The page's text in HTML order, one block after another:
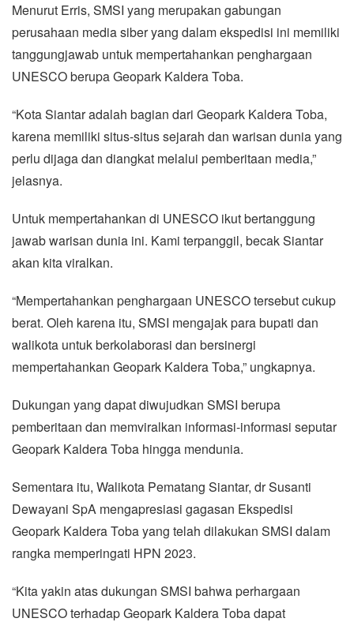
Menurut Erris, SMSI yang merupakan gabungan
perusahaan media siber yang dalam ekspedisi ini memiliki
tanggungjawab untuk mempertahankan penghargaan
UNESCO berupa Geopark Kaldera Toba.
“Kota Siantar adalah bagian dari Geopark Kaldera Toba,
karena memiliki situs-situs sejarah dan warisan dunia yang
perlu dijaga dan diangkat melalui pemberitaan media,”
jelasnya.
Untuk mempertahankan di UNESCO ikut bertanggung
jawab warisan dunia ini. Kami terpanggil, becak Siantar
akan kita viralkan.
“Mempertahankan penghargaan UNESCO tersebut cukup
berat. Oleh karena itu, SMSI mengajak para bupati dan
walikota untuk berkolaborasi dan bersinergi
mempertahankan Geopark Kaldera Toba,” ungkapnya.
Dukungan yang dapat diwujudkan SMSI berupa
pemberitaan dan memviralkan informasi-informasi seputar
Geopark Kaldera Toba hingga mendunia.
Sementara itu, Walikota Pematang Siantar, dr Susanti
Dewayani SpA mengapresiasi gagasan Ekspedisi
Geopark Kaldera Toba yang telah dilakukan SMSI dalam
rangka memperingati HPN 2023.
“Kita yakin atas dukungan SMSI bahwa perhargaan
UNESCO terhadap Geopark Kaldera Toba dapat